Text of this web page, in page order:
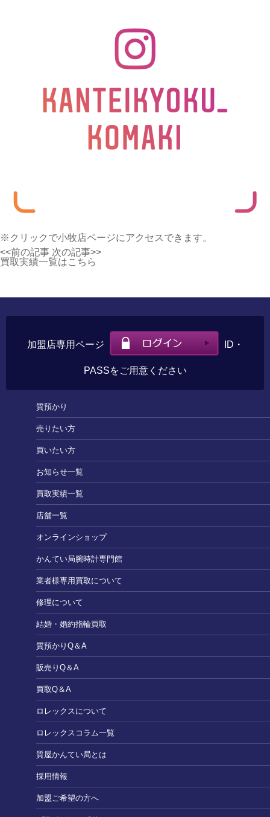
※クリックで小牧店ページにアクセスできます。
<<前の記事 次の記事>>
買取実績一覧はこちら
加盟店専用ページ ID・
PASSをご用意ください
質預かり
売りたい方
買いたい方
お知らせ一覧
買取実績一覧
店舗一覧
オンラインショップ
かんてい局腕時計専門館
業者様専用買取について
修理について
結婚・婚約指輪買取
質預かりQ＆A
販売りQ＆A
買取Q＆A
ロレックスについて
ロレックスコラム一覧
質屋かんてい局とは
採用情報
加盟ご希望の方へ